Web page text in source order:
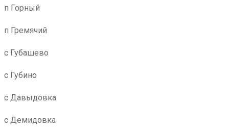
п Горный
п Гремячий
с Губашево
с Губино
с Давыдовка
с Демидовка